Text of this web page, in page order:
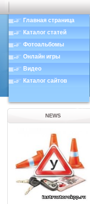
Главная страница
Каталог статей
Фотоальбомы
Онлайн игры
Видео
Каталог сайтов
NEWS